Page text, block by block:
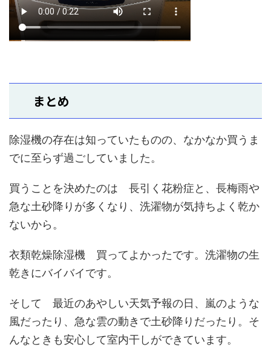
まとめ
除湿機の存在は知っていたものの、なかなか買うま
でに至らず過ごしていました。
買うことを決めたのは 長引く花粉症と、長梅雨や
急な土砂降りが多くなり、洗濯物が気持ちよく乾か
ないから。
衣類乾燥除湿機 買ってよかったです。洗濯物の生
乾きにバイバイです。
そして 最近のあやしい天気予報の日、嵐のような
風だったり、急な雲の動きで土砂降りだったり。そ
んなときも安心して室内干しができています。